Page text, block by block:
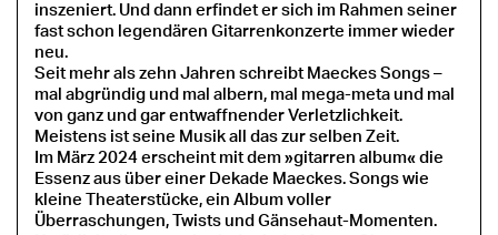
inszeniert. Und dann erfindet er sich im Rahmen seiner
fast schon legendären Gitarrenkonzerte immer wieder
neu.
Seit mehr als zehn Jahren schreibt Maeckes Songs –
mal abgründig und mal albern, mal mega-meta und mal
von ganz und gar entwaffnender Verletzlichkeit.
Meistens ist seine Musik all das zur selben Zeit.
Im März 2024 erscheint mit dem »gitarren album« die
Essenz aus über einer Dekade Maeckes. Songs wie
kleine Theaterstücke, ein Album voller
Überraschungen, Twists und Gänsehaut-Momenten.